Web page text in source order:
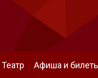
Театр Афиша и